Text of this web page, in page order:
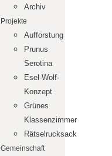
Archiv
Projekte
Aufforstung
Prunus
Serotina
Esel-Wolf-
Konzept
Grünes
Klassenzimmer
Rätselrucksack
Gemeinschaft